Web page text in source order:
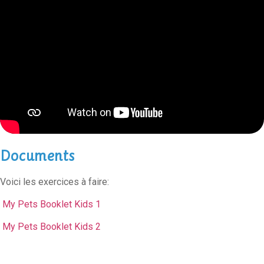
Documents
Voici les exercices à faire:
My Pets Booklet Kids 1
My Pets Booklet Kids 2